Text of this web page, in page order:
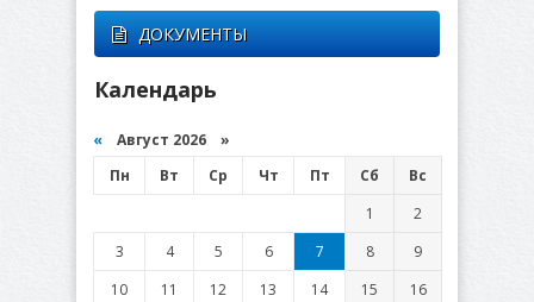
ДОКУМЕНТЫ
Календарь
« Август 2026 »
Пн
Вт Ср Чт Пт Сб
Вс
1
2
3
4 5 6 7 8
9
10
11 12 13 14 15
16